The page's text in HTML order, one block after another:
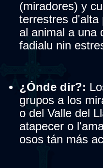
(miradores) y
terrestres d'alta
al animal a una
fadialu nin
¿Ónde dir?:
grupos a los
o del Valle del
atapecer o
osos tán más